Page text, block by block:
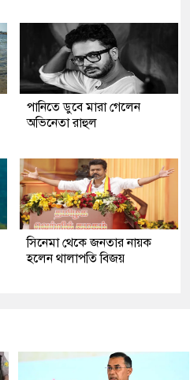
পানিতে ডুবে মারা গেলেন
অভিনেতা রাহুল
সিনেমা থেকে জনতার নায়ক
হলেন থালাপতি বিজয়